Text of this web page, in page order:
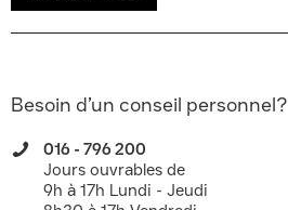
Besoin d’un conseil personnel?
016 - 796 200
Jours ouvrables de
9h à 17h Lundi - Jeudi